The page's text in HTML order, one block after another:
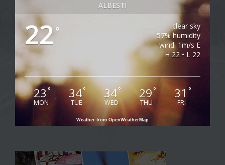
ALBESTI
22°
clear sky
57% humidity
wind: 1m/s E
H 22 • L 22
23 °
MON
34°
TUE
34°
WED
29°
THU
31 °
FRI
Weather from OpenWeatherMap